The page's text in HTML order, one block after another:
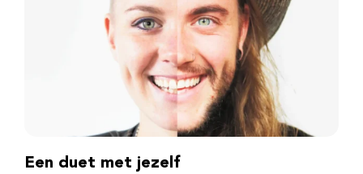
Een duet met jezelf